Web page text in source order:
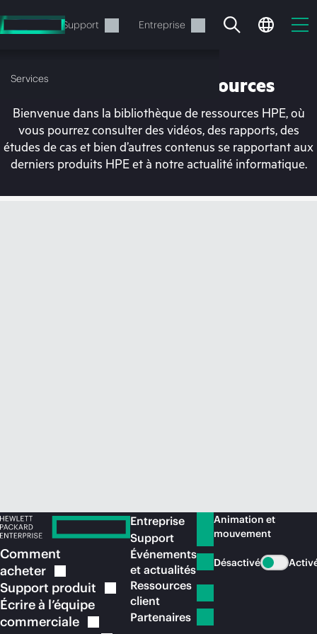
au
contenu
Support Entreprise
Services
Votre panier est
Bibliothèque de ressources
Bienvenue dans la bibliothèque de ressources HPE, où
vous pourrez consulter des vidéos, des rapports, des
études de cas et bien d’autres contenus se rapportant aux
derniers produits HPE et à notre actualité informatique.
Comment
acheter
Support produit
Écrire à l’équipe
commerciale
Entreprise
Support
Événements
et actualités
Ressources
client
Partenaires
Animation et
mouvement
Désactivé